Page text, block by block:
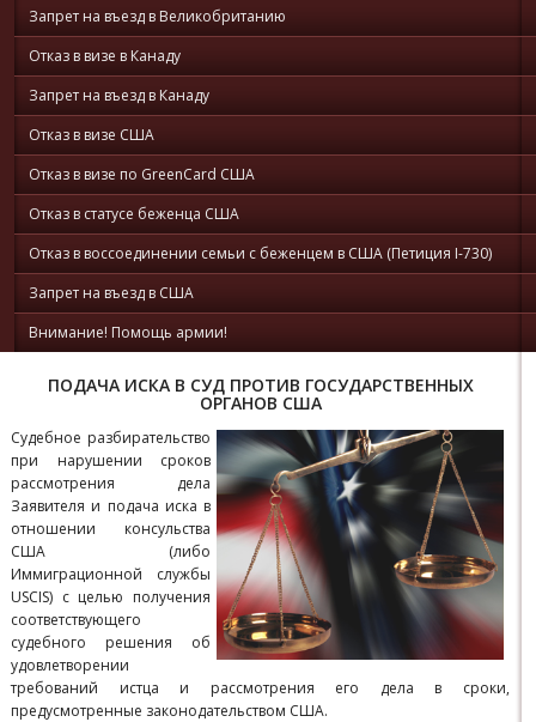
Запрет на въезд в Великобританию
Отказ в визе в Канаду
Запрет на въезд в Канаду
Отказ в визе США
Отказ в визе по GreenCard США
Отказ в статусе беженца США
Отказ в воссоединении семьи с беженцем в США (Петиция I-730)
Запрет на въезд в США
Внимание! Помощь армии!
ПОДАЧА ИСКА В СУД ПРОТИВ ГОСУДАРСТВЕННЫХ
ОРГАНОВ США
Судебное разбирательство
при нарушении сроков
рассмотрения дела
Заявителя и подача иска в
отношении консульства
США (либо
Иммиграционной службы
USCIS) с целью получения
соответствующего
судебного решения об
удовлетворении
требований истца и рассмотрения его дела в сроки,
предусмотренные законодательством США.